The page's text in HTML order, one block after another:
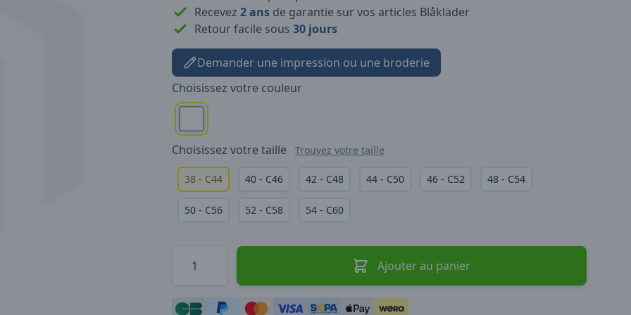
Recevez 2 ans de garantie sur vos articles Blåkläder
Retour facile sous 30 jours
Demander une impression ou une broderie
Choisissez votre couleur
Choisissez votre taille Trouvez votre taille
38 - C44 40 - C46 42 - C48 44 - C50 46 - C52 48 - C54
50 - C56 52 - C58 54 - C60
Ajouter au panier